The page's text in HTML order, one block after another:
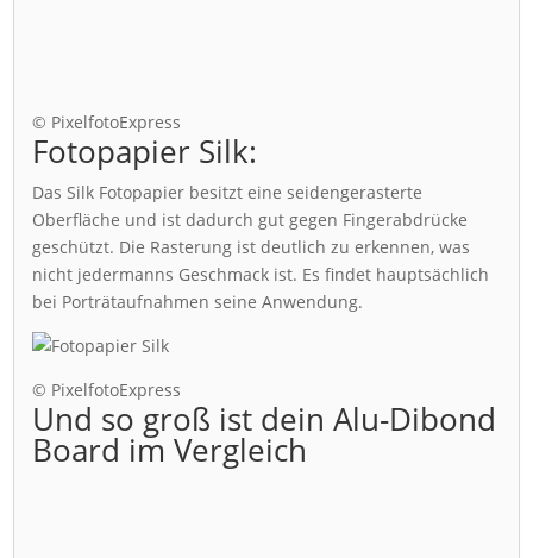
© PixelfotoExpress
Fotopapier Silk:
Das Silk Fotopapier besitzt eine seidengerasterte
Oberfläche und ist dadurch gut gegen Fingerabdrücke
geschützt. Die Rasterung ist deutlich zu erkennen, was
nicht jedermanns Geschmack ist. Es findet hauptsächlich
bei Porträtaufnahmen seine Anwendung.
© PixelfotoExpress
Und so groß ist dein Alu-Dibond
Board im Vergleich